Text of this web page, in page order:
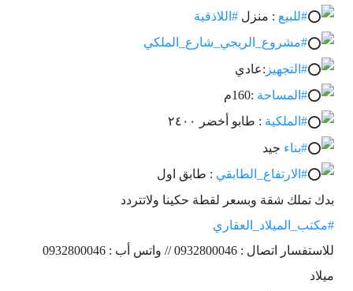
#للبيع : منزل #اللاذقية
#مشروع_الريجي_شارع_الملكي
#التجهيز :عادي
#المساحة :160م
#الملكية : طابو أخضر ٢٤٠٠
#بناء جيد
#الارتفاع_الطابقي : طابق اول
بدك تملك شقة وبسعر لقطة حكينا ولاتتردد
#مكتب_الميلاد_العقاري
للاستفسار اتصال : 0932800046 // واتس أب : 0932800046
ميلاد